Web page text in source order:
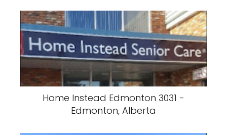
Home Instead Edmonton 3031 -
Edmonton, Alberta